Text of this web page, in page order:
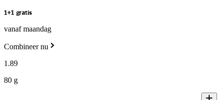
1+1 gratis
vanaf maandag
Combineer nu
1 .89
80 g